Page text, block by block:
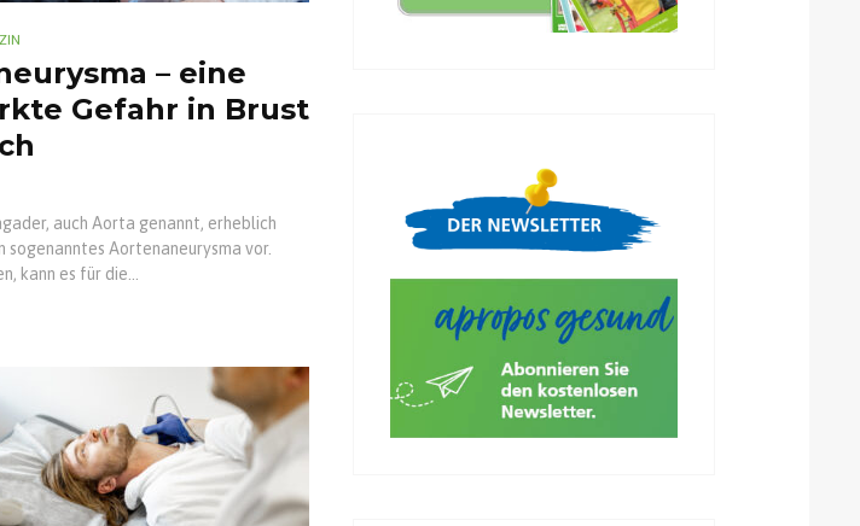
– eine
Gefahr in Brust
auch Aorta genannt, erheblich
Aortenaneurysma vor.
kann es für die...